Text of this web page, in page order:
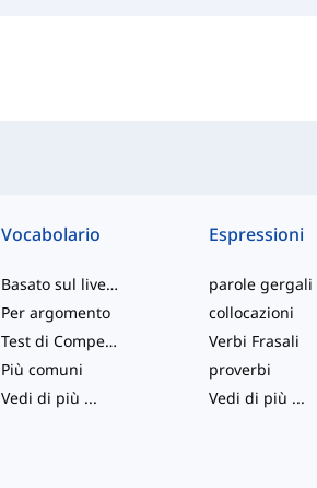
Vocabolario
Basato sul livello
Per argomento
Test di Competenza
Più comuni
Vedi di più ...
Espressioni
parole gergali
collocazioni
Verbi Frasali
proverbi
Vedi di più ...